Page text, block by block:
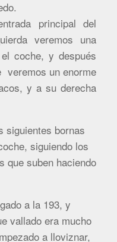
principal del
veremos una
coche, y después
veremos un enorme
y a su derecha
siguientes bornas
siguiendo los
que suben haciendo
a la 193, y
vallado era mucho
a lloviznar,